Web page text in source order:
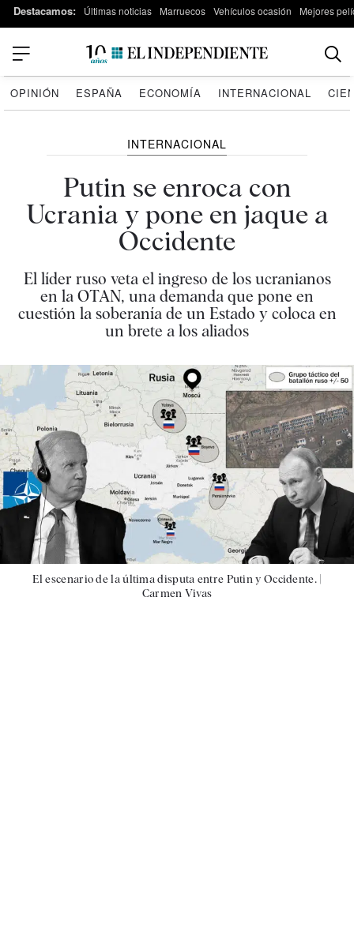
Destacamos: Últimas noticias Marruecos Vehículos ocasión Mejores
OPINIÓN ESPAÑA ECONOMÍA INTERNACIONAL
INTERNACIONAL
Putin se enroca con
Ucrania y pone en jaque a
Occidente
El líder ruso veta el ingreso de los ucranianos
en la OTAN, una demanda que pone en
cuestión la soberanía de un Estado y coloca en
un brete a los aliados
El escenario de la última disputa entre Putin y Occidente. |
Carmen Vivas